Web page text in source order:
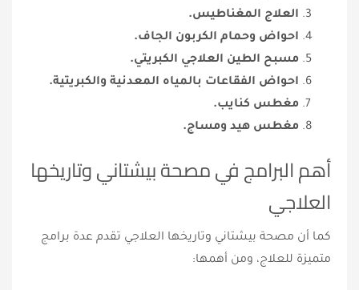
العلاج المغناطيس.
احواض وحمام الكربون الجاف.
مسبح الطين العلاجي الكبريتي.
احواض الفقاعات بالمياه المعدنية والكبريتية.
مغطس كنايب.
مغطس هيد ومساج.
أهم البرامج في مصحة بيشتاني وتاريخها
العلاجي
كما أن مصحة بيشتاني وتاريخها العلاجي تقدم عدة برامج
متميزة للعلاج، ومن أهمها: